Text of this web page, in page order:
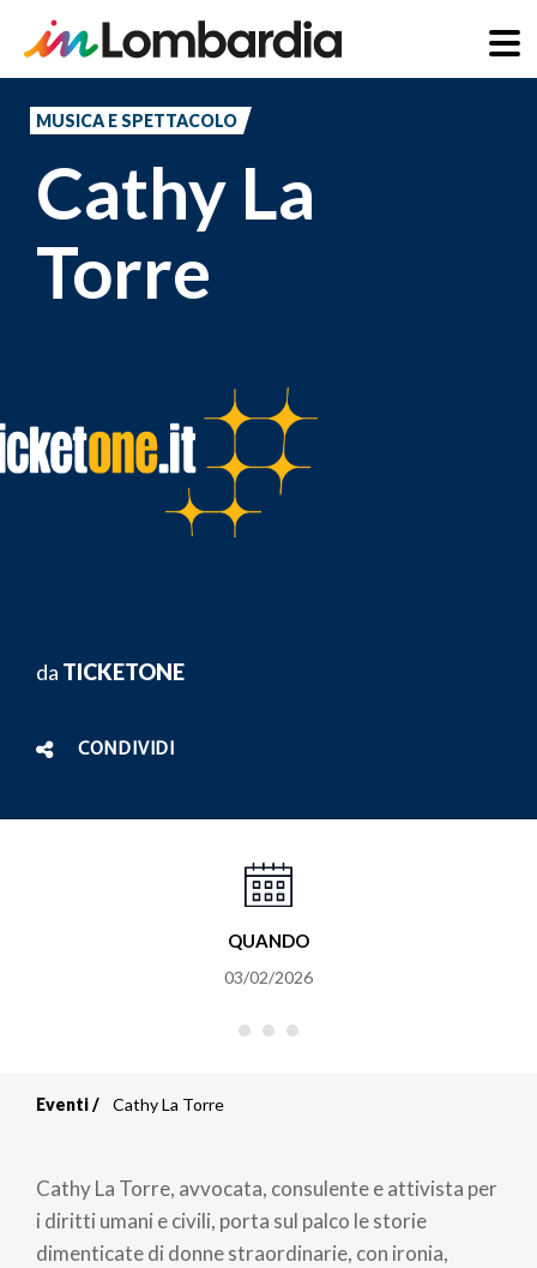
principale
MUSICA E SPETTACOLO
Cathy La
Torre
da TICKETONE
CONDIVIDI
QUANDO
03/02/2026
di
pane
Eventi Cathy La Torre
Cathy La Torre, avvocata, consulente e attivista per
i diritti umani e civili, porta sul palco le storie
dimenticate di donne straordinarie, con ironia,